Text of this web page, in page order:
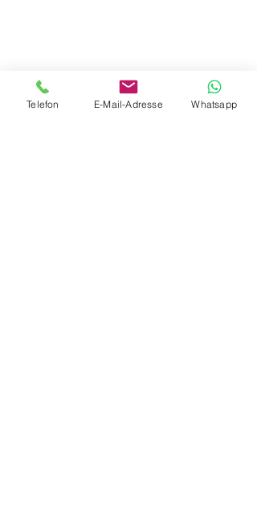
Telefon E-Mail-Adresse Whatsapp